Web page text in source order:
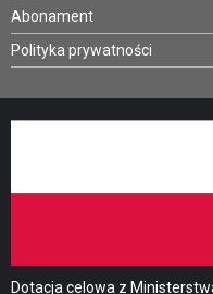
Abonament
Polityka prywatności
Dotacja celowa z